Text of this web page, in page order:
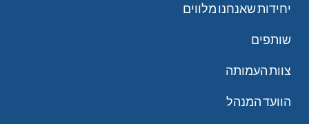
יחידות שאנחנו מלווים
שותפים
צוות העמותה
הוועד המנהל